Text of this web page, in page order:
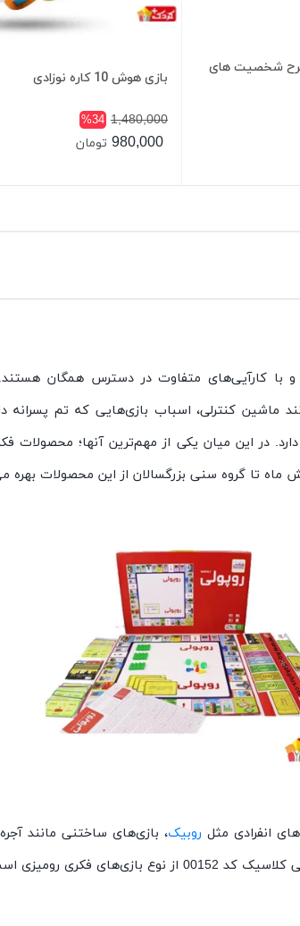
طرح شخصیت های
بازی هوش 10 کاره نوزادی
1,480,000
%34
980,000 تومان
با کارآییهای متفاوت در دسترس همگان
ماشین کنترلی، اسباب بازیهایی که تم پسرانه
در این میان یکی از مهمترین آنها؛ محصولات
تا گروه سنی بزرگسالان از این محصولات بهره
های انفرادی مثل روبیک، بازیهای ساختنی مانند
از نوع بازی های فکری رومیزی است که